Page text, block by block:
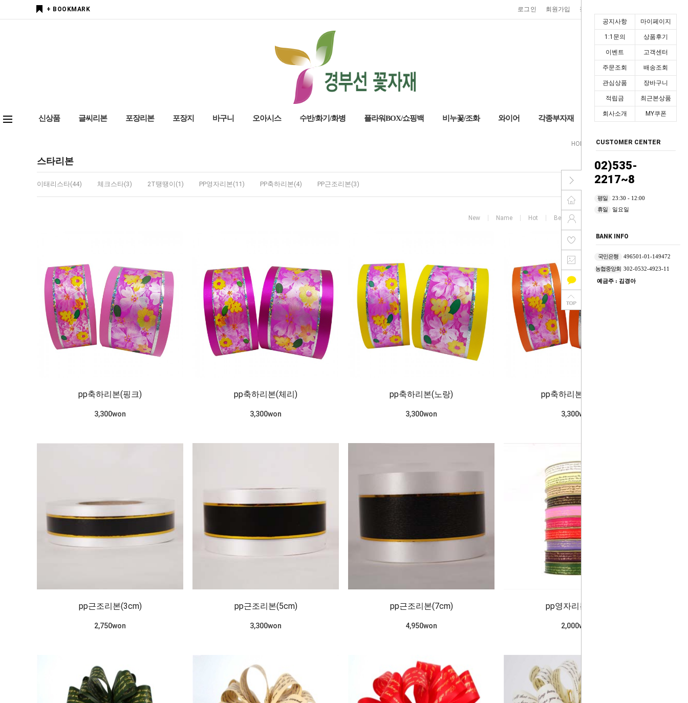
공지사항 마이페이지
1:1문의 상품후기
이벤트 고객센터
주문조회 배송조회
관심상품 장바구니
적립금 최근본상품
회사소개 MY쿠폰
CUSTOMER CENTER
02)535-
2217~8
평일
23:30 - 12:00
휴일
일요일
BANK INFO
국민은행
496501-01-149472
농협중앙회 302-0532-4923-11
예금주 : 김경아
+ BOOKMARK 로그인 회원가입 장바구니
신상품 글씨리본 포장리본 포장지 바구니 오아시스 수반/화기/화병 플라워BOX/쇼핑백 비누꽃/조화 와이어 각종부자재
HOME 포장리본>스타리본
스타리본
이태리스타(44) 체크스타(3) 2T땡땡이(1) PP영자리본(11) PP축하리본(4) PP근조리본(3)
New Name Hot Best
pp축하리본(핑크)
3,300won
pp축하리본(체리)
3,300won
pp축하리본(노랑)
3,300won
pp축하리본(오렌지)
3,300won
pp근조리본(3cm)
2,750won
pp근조리본(5cm)
3,300won
pp근조리본(7cm)
4,950won
pp영자리본(2cm)
2,000won